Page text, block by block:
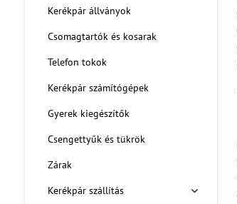
Kerékpár állványok
Csomagtartók és kosarak
Telefon tokok
Kerékpár számítógépek
Gyerek kiegészítők
Csengettyűk és tükrök
Zárak
Kerékpár szállítás